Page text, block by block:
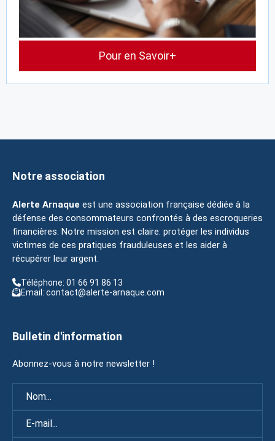
Pour en Savoir+
Notre association
Alerte Arnaque est une association française dédiée à la
défense des consommateurs confrontés à des escroqueries
financières. Notre mission est claire: protéger les individus
victimes de ces pratiques frauduleuses et les aider à
récupérer leur argent.
Téléphone: 01 66 91 86 13
Email: contact@alerte-arnaque.com
Bulletin d'information
Abonnez-vous à notre newsletter !